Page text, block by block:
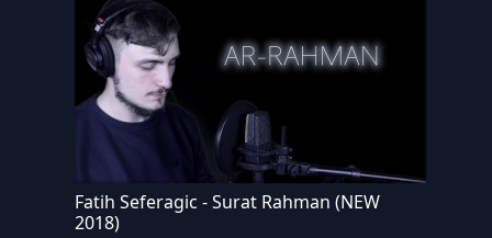
Fatih Seferagic - Surat Rahman (NEW
2018)